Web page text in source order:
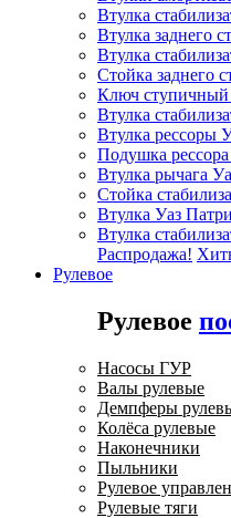
Втулка
Втулка заднего
Втулка
Стойка заднего
Ключ ступичный
Втулка
Втулка рессоры
Подушка
Втулка рычага
Стойка
Втулка Уаз
Втулка
Распродажа!
Рулевое
Рулевое
Насосы ГУР
Валы рулевые
Демпферы
Колёса рулевые
Наконечники
Пыльники
Рулевое
Рулевые тяги